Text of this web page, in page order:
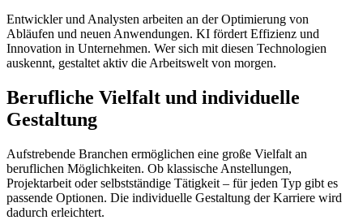
Entwickler und Analysten arbeiten an der Optimierung von
Abläufen und neuen Anwendungen. KI fördert Effizienz und
Innovation in Unternehmen. Wer sich mit diesen Technologien
auskennt, gestaltet aktiv die Arbeitswelt von morgen.
Berufliche Vielfalt und individuelle
Gestaltung
Aufstrebende Branchen ermöglichen eine große Vielfalt an
beruflichen Möglichkeiten. Ob klassische Anstellungen,
Projektarbeit oder selbstständige Tätigkeit – für jeden Typ gibt es
passende Optionen. Die individuelle Gestaltung der Karriere wird
dadurch erleichtert.